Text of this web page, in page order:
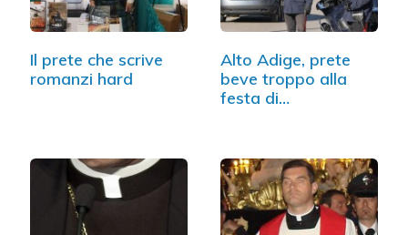
Il prete che scrive
romanzi hard
Alto Adige, prete
beve troppo alla
festa di…